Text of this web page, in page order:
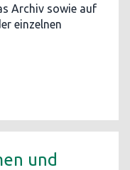
Archiv sowie auf
einzelnen
und